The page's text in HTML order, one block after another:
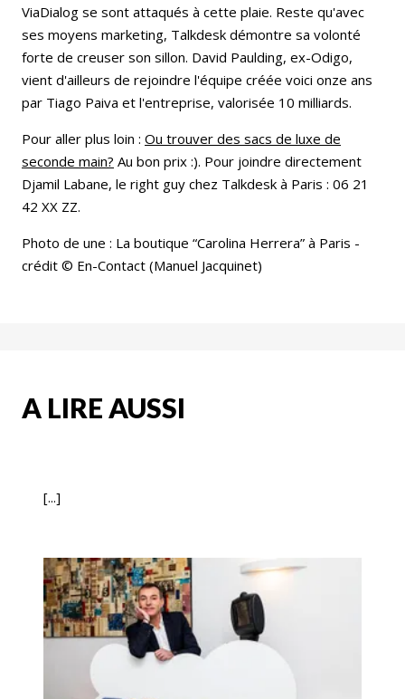
ViaDialog se sont attaqués à cette plaie. Reste qu'avec
ses moyens marketing, Talkdesk démontre sa volonté
forte de creuser son sillon. David Paulding, ex-Odigo,
vient d'ailleurs de rejoindre l'équipe créée voici onze ans
par Tiago Paiva et l'entreprise, valorisée 10 milliards.
Pour aller plus loin : Ou trouver des sacs de luxe de
seconde main? Au bon prix :). Pour joindre directement
Djamil Labane, le right guy chez Talkdesk à Paris : 06 21
42 XX ZZ.
Photo de une : La boutique “Carolina Herrera” à Paris -
crédit © En-Contact (Manuel Jacquinet)
A LIRE AUSSI
[...]